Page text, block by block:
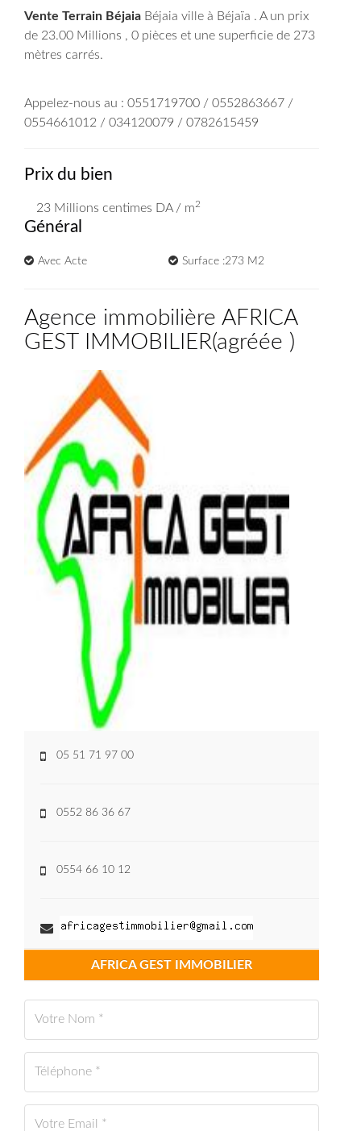
Vente Terrain Béjaia Béjaia ville à Béjaïa . A un prix
de 23.00 Millions , 0 pièces et une superficie de 273
mètres carrés.
Appelez-nous au : 0551719700 / 0552863667 /
0554661012 / 034120079 / 0782615459
Prix du bien
23 Millions centimes DA/ m2
Général
Avec Acte Surface :273 M2
Agence immobilière AFRICA
GEST IMMOBILIER(agréée )
05 51 71 97 00
0552 86 36 67
0554 66 10 12
AFRICA GEST IMMOBILIER